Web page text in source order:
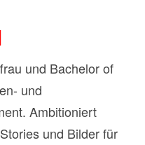
und Bachelor of
und
Ambitioniert
und Bilder für